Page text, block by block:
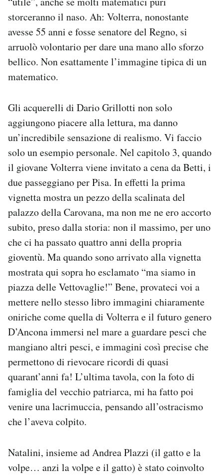
storceranno il naso. Ah: Volterra, nonostante
avesse 55 anni e fosse senatore del Regno, si
arruolò volontario per dare una mano allo sforzo
bellico. Non esattamente l’immagine tipica di un
matematico.
Gli acquerelli di Dario Grillotti non solo
aggiungono piacere alla lettura, ma danno
un’incredibile sensazione di realismo. Vi faccio
solo un esempio personale. Nel capitolo 3, quando
il giovane Volterra viene invitato a cena da Betti, i
due passeggiano per Pisa. In effetti la prima
vignetta mostra un pezzo della scalinata del
palazzo della Carovana, ma non me ne ero accorto
subito, preso dalla storia: non il massimo, per uno
che ci ha passato quattro anni della propria
gioventù. Ma quando sono arrivato alla vignetta
mostrata qui sopra ho esclamato “ma siamo in
piazza delle Vettovaglie!” Bene, provateci voi a
mettere nello stesso libro immagini chiaramente
oniriche come quella di Volterra e il futuro genero
D’Ancona immersi nel mare a guardare pesci che
mangiano altri pesci, e immagini così precise che
permettono di rievocare ricordi di quasi
quarant’anni fa! L’ultima tavola, con la foto di
famiglia del vecchio patriarca, mi ha fatto poi
venire una lacrimuccia, pensando all’ostracismo
che l’aveva colpito.
Natalini, insieme ad Andrea Plazzi (il gatto e la
volpe… anzi la volpe e il gatto) è stato coinvolto